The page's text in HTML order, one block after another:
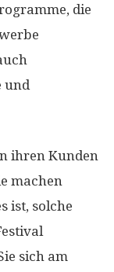
die
und
ihren Kunden
machen
ist, solche
sich am